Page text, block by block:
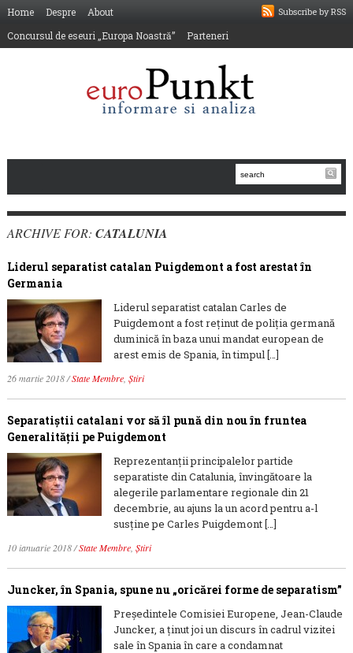
Subscribe by RSS
Home Despre
About
Concursul de eseuri „Europa Noastră”
Parteneri
ARCHIVE FOR: CATALUNIA
Liderul separatist catalan Puigdemont a fost arestat în
Germania
Liderul separatist catalan Carles de
Puigdemont a fost reţinut de poliţia germană
duminică în baza unui mandat european de
arest emis de Spania, în timpul […]
26 martie 2018/State Membre, Știri
Separatiştii catalani vor să îl pună din nou în fruntea
Generalităţii pe Puigdemont
Reprezentanţii principalelor partide
separatiste din Catalunia, învingătoare la
alegerile parlamentare regionale din 21
decembrie, au ajuns la un acord pentru a-l
susţine pe Carles Puigdemont […]
10 ianuarie 2018/State Membre, Știri
Juncker, în Spania, spune nu „oricărei forme de separatism”
Preşedintele Comisiei Europene, Jean-Claude
Juncker, a ţinut joi un discurs în cadrul vizitei
sale în Spania în care a condamnat